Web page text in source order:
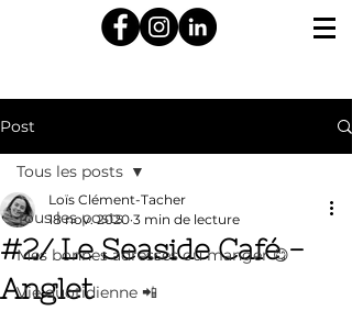
Post
Tous les posts
Mes bonnes adresses où manger 😋
Vie quotidienne 📲
Tous les posts
#2/ Le Seaside Café -
Anglet
Loïs Clément-Tacher
18 nov. 2020 3 min de lecture